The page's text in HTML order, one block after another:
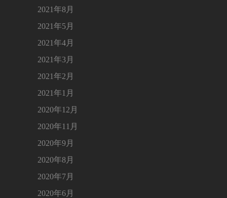
2021年8月
2021年5月
2021年4月
2021年3月
2021年2月
2021年1月
2020年12月
2020年11月
2020年9月
2020年8月
2020年7月
2020年6月